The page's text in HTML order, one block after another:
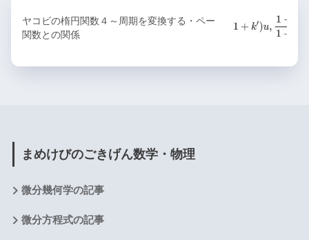
ヤコビの楕円関数４～周期を変換する・ペー
関数との関係
まめけびのごきげん数学・物理
微分幾何学の記事
微分方程式の記事